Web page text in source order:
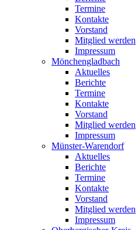
Termine
Kontakte
Vorstand
Mitglied werden
Impressum
Mönchengladbach
Aktuelles
Berichte
Termine
Kontakte
Vorstand
Mitglied werden
Impressum
Münster-Warendorf
Aktuelles
Berichte
Termine
Kontakte
Vorstand
Mitglied werden
Impressum